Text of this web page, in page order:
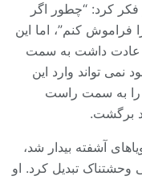
کرد: “چطور اگر
کنم”، اما این
عادت داشت به سمت
تواند وارد این
به سمت راست
برگشت.
آشفته بیدار شد،
تبدیل کرد. او